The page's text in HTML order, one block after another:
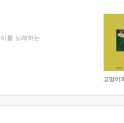
를 노래하는
고양이